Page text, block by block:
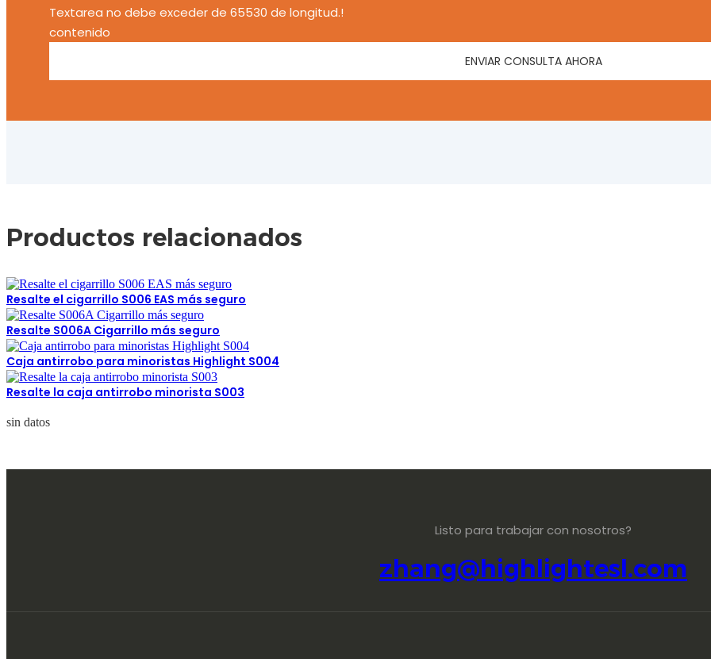
Textarea no debe exceder de 65530 de longitud.!
contenido
ENVIAR CONSULTA AHORA
Productos relacionados
Resalte el cigarrillo S006 EAS más seguro
Resalte S006A Cigarrillo más seguro
Caja antirrobo para minoristas Highlight S004
Resalte la caja antirrobo minorista S003
sin datos
Listo para trabajar con nosotros?
zhang@highlightesl.com